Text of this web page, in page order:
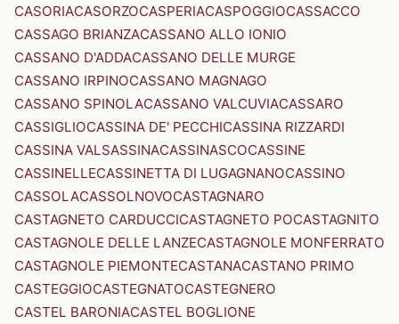
CASORIACASORZOCASPERIACASPOGGIOCASSACCO
CASSAGO BRIANZACASSANO ALLO IONIO
CASSANO D'ADDACASSANO DELLE MURGE
CASSANO IRPINOCASSANO MAGNAGO
CASSANO SPINOLACASSANO VALCUVIACASSARO
CASSIGLIOCASSINA DE' PECCHICASSINA RIZZARDI
CASSINA VALSASSINACASSINASCOCASSINE
CASSINELLECASSINETTA DI LUGAGNANOCASSINO
CASSOLACASSOLNOVOCASTAGNARO
CASTAGNETO CARDUCCICASTAGNETO POCASTAGNITO
CASTAGNOLE DELLE LANZECASTAGNOLE MONFERRATO
CASTAGNOLE PIEMONTECASTANACASTANO PRIMO
CASTEGGIOCASTEGNATOCASTEGNERO
CASTEL BARONIACASTEL BOGLIONE